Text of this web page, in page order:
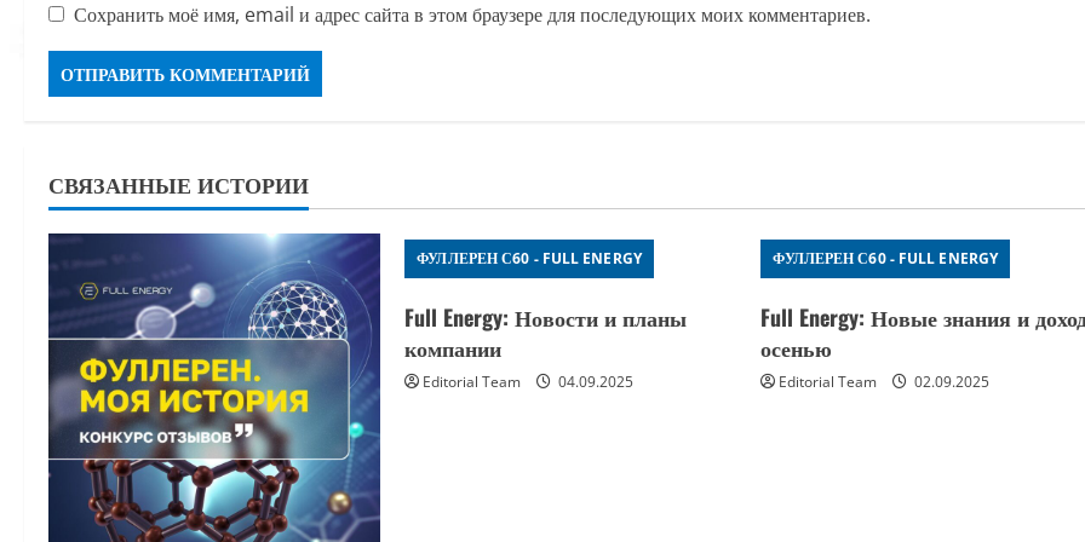
Сохранить моё имя, email и адрес сайта в этом браузере для последующих моих комментариев.
СВЯЗАННЫЕ ИСТОРИИ
ФУЛЛЕРЕН С60 - FULL ENERGY
Full Energy: Новости и планы
компании
Editorial Team 04.09.2025
ФУЛЛЕРЕН С60 - FULL ENERGY
Full Energy: Новые знания и
осенью
Editorial Team 02.09.2025